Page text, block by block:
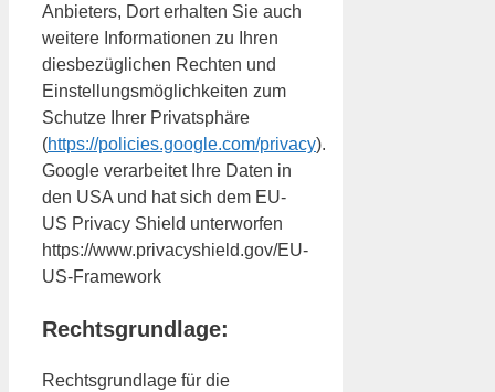
Anbieters, Dort erhalten Sie auch
weitere Informationen zu Ihren
diesbezüglichen Rechten und
Einstellungsmöglichkeiten zum
Schutze Ihrer Privatsphäre
(https://policies.google.com/privacy).
Google verarbeitet Ihre Daten in
den USA und hat sich dem EU-
US Privacy Shield unterworfen
https://www.privacyshield.gov/EU-
US-Framework
Rechtsgrundlage:
Rechtsgrundlage für die